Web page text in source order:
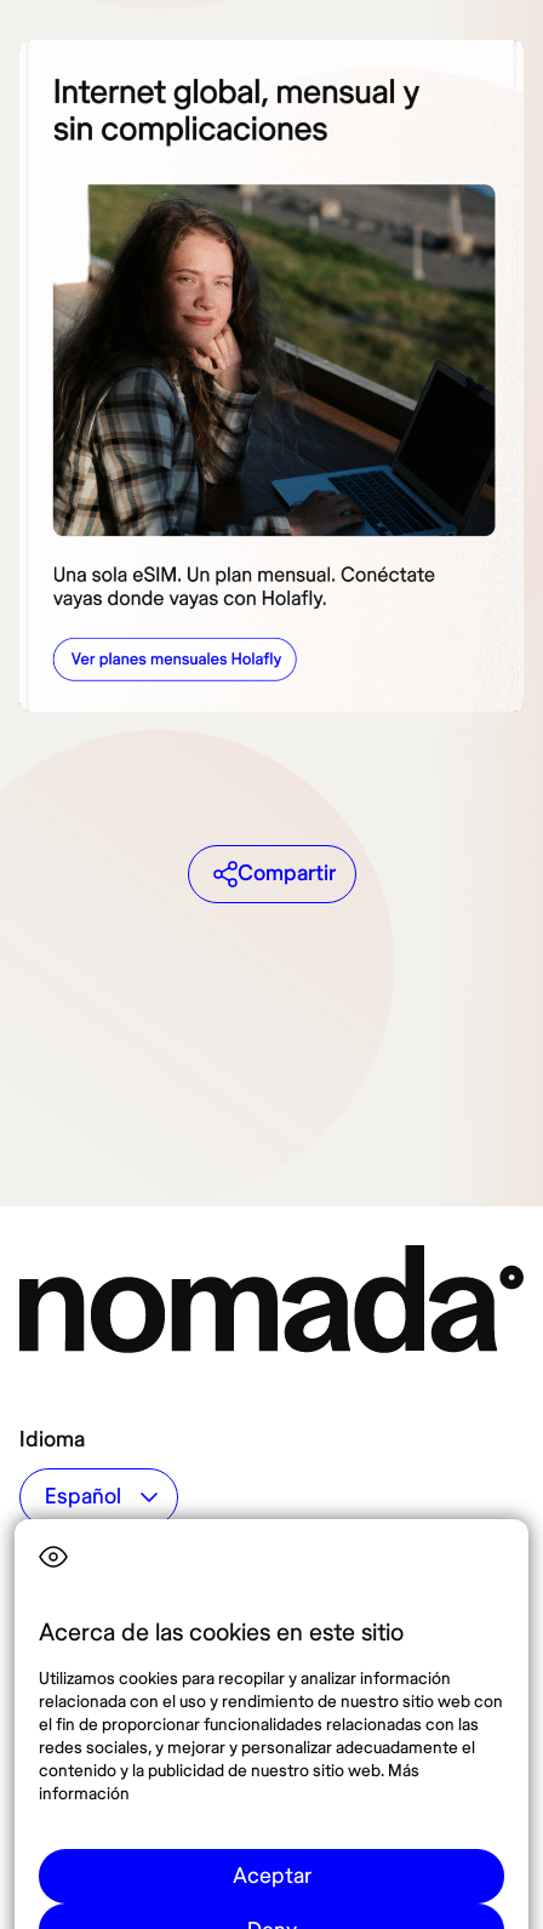
Acerca de las cookies en este sitio
Utilizamos cookies para recopilar y analizar información
relacionada con el uso y rendimiento de nuestro sitio web con
el fin de proporcionar funcionalidades relacionadas con las
redes sociales, y mejorar y personalizar adecuadamente el
contenido y la publicidad de nuestro sitio web. Más
información
Aceptar
Compartir
Idioma
Top destinos
México
España
Destinos
Síguenos
Pinterest